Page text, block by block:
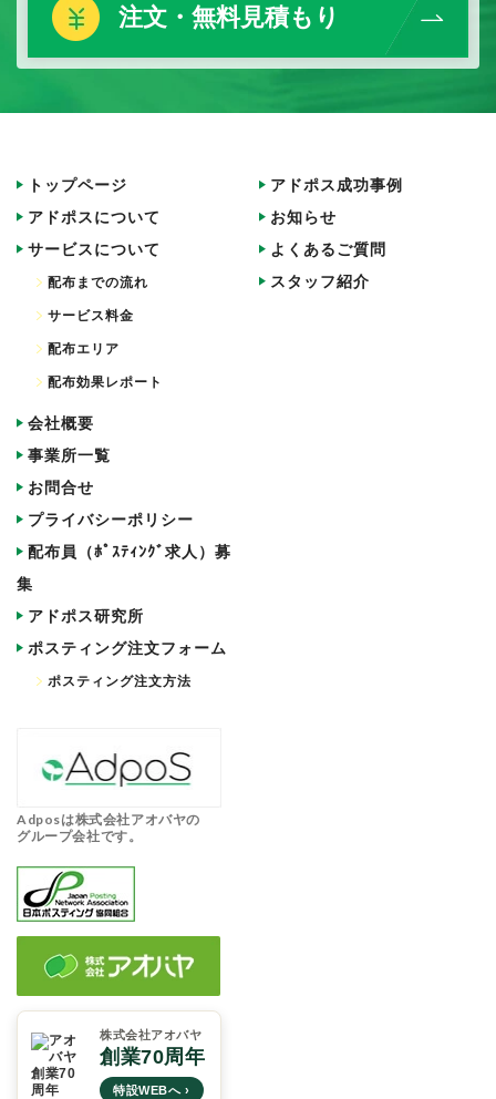
注文・無料見積もり
トップページ
アドポスについて
サービスについて
配布までの流れ
サービス料金
配布エリア
配布効果レポート
アドポス成功事例
お知らせ
よくあるご質問
スタッフ紹介
会社概要
事業所一覧
お問合せ
プライバシーポリシー
配布員（ﾎﾟｽﾃｨﾝｸﾞ求人）募
集
アドポス研究所
ポスティング注文フォーム
ポスティング注文方法
Adposは株式会社アオバヤの
グループ会社です。
株式会社アオバヤ
創業70周年
特設WEBへ ›